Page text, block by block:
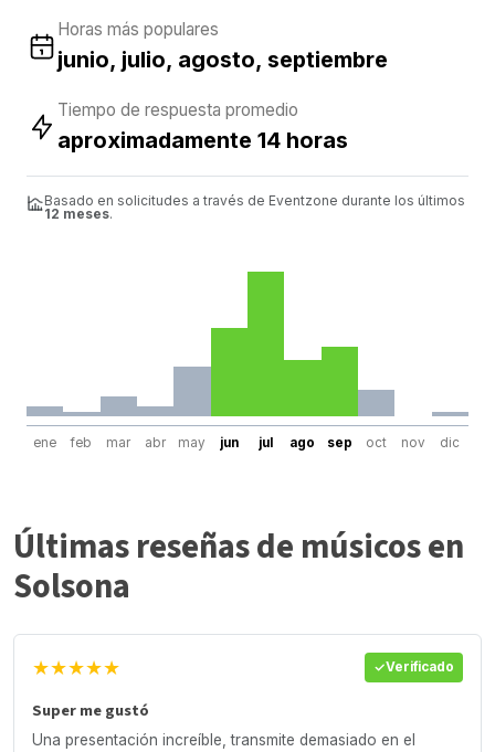
Horas más populares
junio, julio, agosto, septiembre
Tiempo de respuesta promedio
aproximadamente 14 horas
Basado en solicitudes a través de Eventzone durante los últimos
12 meses.
ene feb mar abr may jun jul ago sep oct nov dic
Últimas reseñas de músicos en
Solsona
★★★★★ Verificado
Super me gustó
Una presentación increíble, transmite demasiado en el